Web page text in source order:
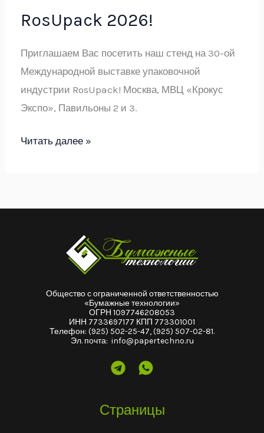
RosUpack 2026!
Приглашаем Вас посетить наш стенд на 30-ой
Международной выставке упаковочной
индустрии RosUpack! Москва, МВЦ «Крокус
Экспо», Павильоны 2 и 3.
RosUpack
Читать далее »
Общество с ограниченной ответственностью
«Бумажные технологии»
ОГРН 1097746208053
ИНН 7733697177 КПП 773301001
Телефон: (925) 502-25-47,(925) 507-02-81.
Эл. почта: info@papertechno.ru
Страницы